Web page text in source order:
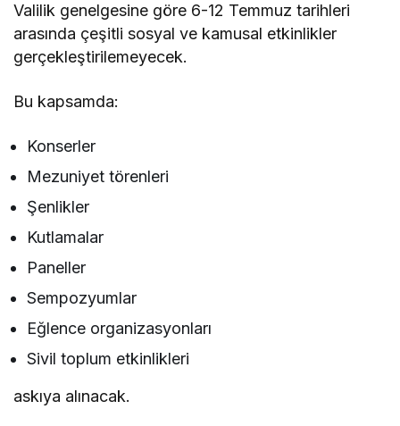
Valilik genelgesine göre 6-12 Temmuz tarihleri
arasında çeşitli sosyal ve kamusal etkinlikler
gerçekleştirilemeyecek.
Bu kapsamda:
Konserler
Mezuniyet törenleri
Şenlikler
Kutlamalar
Paneller
Sempozyumlar
Eğlence organizasyonları
Sivil toplum etkinlikleri
askıya alınacak.